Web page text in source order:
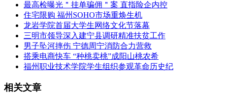
最高检曝光＂挂单骗佣＂案 直指险企内控
住宅限购 福州SOHO市场重焕生机
龙岩学院首届大学生网络文化节落幕
三明市领导深入建宁县调研精准扶贫工作
男子坠河摔伤 宁德周宁消防合力营救
搭乘电商快车 “种桃卖桃”成阳山桃农希
福州职业技术学院学生组织参观革命历史纪
相关文章